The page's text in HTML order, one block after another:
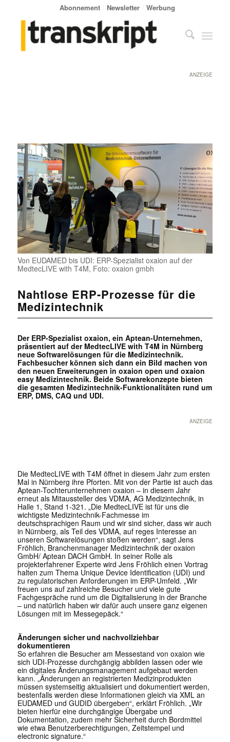
Abonnement Newsletter Werbung
ANZEIGE
Von EUDAMED bis UDI: ERP-Spezialist oxaion auf der
MedtecLIVE with T4M, Foto: oxaion gmbh
Nahtlose ERP-Prozesse für die
Medizintechnik
Der ERP-Spezialist oxaion, ein Aptean-Unternehmen,
präsentiert auf der MedtecLIVE with T4M in Nürnberg
neue Softwarelösungen für die Medizintechnik.
Fachbesucher können sich dann ein Bild machen von
den neuen Erweiterungen in oxaion open und oxaion
easy Medizintechnik. Beide Softwarekonzepte bieten
die gesamten Medizintechnik-Funktionalitäten rund um
ERP, DMS, CAQ und UDI.
ANZEIGE
Die MedtecLIVE with T4M öffnet in diesem Jahr zum ersten
Mal in Nürnberg ihre Pforten. Mit von der Partie ist auch das
Aptean-Tochterunternehmen oxaion – in diesem Jahr
erneut als Mitaussteller des VDMA, AG Medizintechnik, in
Halle 1, Stand 1-321. „Die MedtecLIVE ist für uns die
wichtigste Medizintechnik-Fachmesse im
deutschsprachigen Raum und wir sind sicher, dass wir auch
in Nürnberg, als Teil des VDMA, auf reges Interesse an
unseren Softwarelösungen stoßen werden“, sagt Jens
Fröhlich, Branchenmanager Medizintechnik der oxaion
GmbH/ Aptean DACH GmbH. In seiner Rolle als
projekterfahrener Experte wird Jens Fröhlich einen Vortrag
halten zum Thema Unique Device Identification (UDI) und
zu regulatorischen Anforderungen im ERP-Umfeld. „Wir
freuen uns auf zahlreiche Besucher und viele gute
Fachgespräche rund um die Digitalisierung in der Branche
– und natürlich haben wir dafür auch unsere ganz eigenen
Lösungen mit im Messegepäck.“
Änderungen sicher und nachvollziehbar
dokumentieren
So erfahren die Besucher am Messestand von oxaion wie
sich UDI-Prozesse durchgängig abbilden lassen oder wie
ein digitales Änderungsmanagement aufgebaut werden
kann. „Änderungen an registrierten Medizinprodukten
müssen systemseitig aktualisiert und dokumentiert werden,
bestenfalls werden diese Informationen gleich via XML an
EUDAMED und GUDID übergeben“, erklärt Fröhlich. „Wir
bieten hierfür eine durchgängige Übergabe und
Dokumentation, zudem mehr Sicherheit durch Bordmittel
wie etwa Benutzerberechtigungen, Zeitstempel und
electronic signature.“